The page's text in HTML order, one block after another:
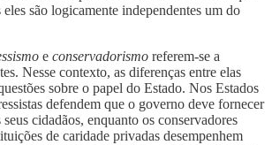
são logicamente independentes um do
e conservadorismo referem-se a
Nesse contexto, as diferenças entre elas
sobre o papel do Estado. Nos Estados
defendem que o governo deve fornecer
cidadãos, enquanto os conservadores
de caridade privadas desempenhem